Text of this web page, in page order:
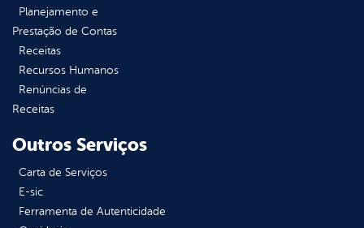
Planejamento e
Prestação de Contas
Receitas
Recursos Humanos
Renúncias de
Receitas
Outros Serviços
Carta de Serviços
E-sic
Ferramenta de Autenticidade